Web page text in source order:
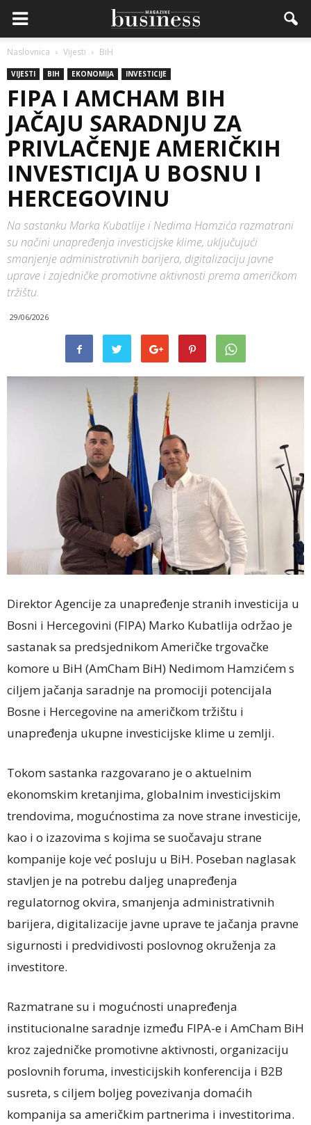
Naslovnica Vijesti BiH
VIJESTI BIH EKONOMIJA INVESTICIJE
FIPA I AMCHAM BIH
JAČAJU SARADNJU ZA
PRIVLAČENJE AMERIČKIH
INVESTICIJA U BOSNU I
HERCEGOVINU
Na sastanku Marka Kubatlije i Nedima Hamzića razmatrani
su načini unapređenja investicijske klime, uključujući
smanjenje administrativnih barijera, digitalizaciju javne
uprave i zajedničke promotivne aktivnosti prema američkom
tržištu.
29/06/2026
Direktor Agencije za unapređenje stranih investicija u
Bosni i Hercegovini (FIPA) Marko Kubatlija održao je
sastanak sa predsjednikom Američke trgovačke
komore u BiH (AmCham BiH) Nedimom Hamzićem s
ciljem jačanja saradnje na promociji potencijala
Bosne i Hercegovine na američkom tržištu i
unapređenja ukupne investicijske klime u zemlji.
Tokom sastanka razgovarano je o aktuelnim
ekonomskim kretanjima, globalnim investicijskim
trendovima, mogućnostima za nove strane investicije,
kao i o izazovima s kojima se suočavaju strane
kompanije koje već posluju u BiH. Poseban naglasak
stavljen je na potrebu daljeg unapređenja
regulatornog okvira, smanjenja administrativnih
barijera, digitalizacije javne uprave te jačanja pravne
sigurnosti i predvidivosti poslovnog okruženja za
investitore.
Razmatrane su i mogućnosti unapređenja
institucionalne saradnje između FIPA-e i AmCham BiH
kroz zajedničke promotivne aktivnosti, organizaciju
poslovnih foruma, investicijskih konferencija i B2B
susreta, s ciljem boljeg povezivanja domaćih
kompanija sa američkim partnerima i investitorima.